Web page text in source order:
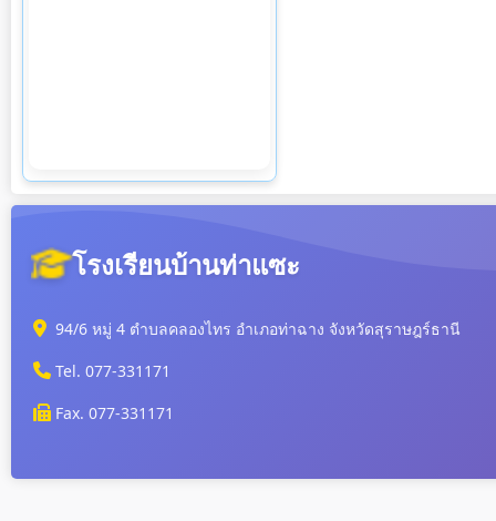
โรงเรียนบ้านท่าแซะ
94/6 หมู่ 4 ตำบลคลองไทร อำเภอท่าฉาง จังหวัดสุราษฎร์ธานี
Tel. 077-331171
Fax. 077-331171